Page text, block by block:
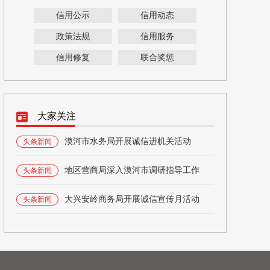
信用公示 信用动态
政策法规 信用服务
信用修复 联合奖惩
大家关注
头条新闻 漠河市水务局开展诚信进机关活动
头条新闻 地区营商局深入漠河市调研指导工作
头条新闻 大兴安岭商务局开展诚信宣传月活动